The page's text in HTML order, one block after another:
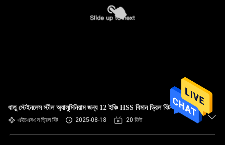
ধাতু স্টেইনলেস স্টীল অ্যালুমিনিয়াম জন্য 12 ইঞ্চি HSS বিমান ড্রিল বিট
এইচএসএস ড্রিল বিট 2025-08-18 20 ভিউ